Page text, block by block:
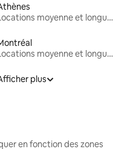
Locations moyenne et longue durée
Locations moyenne et longue durée
plus
en fonction des zones